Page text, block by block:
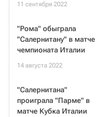
11 сентября 2022
"Рома" обыграла
"Салернитану" в матче
чемпионата Италии
14 августа 2022
"Салернитана"
проиграла "Парме" в
матче Кубка Италии